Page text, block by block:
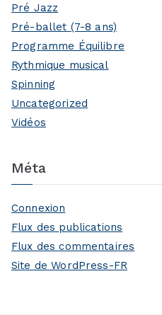
Pré Jazz
Pré-ballet (7-8 ans)
Programme Équilibre
Rythmique musical
Spinning
Uncategorized
Vidéos
Méta
Connexion
Flux des publications
Flux des commentaires
Site de WordPress-FR